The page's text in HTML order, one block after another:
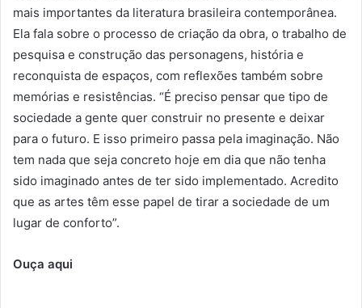
mais importantes da literatura brasileira contemporânea.
Ela fala sobre o processo de criação da obra, o trabalho de
pesquisa e construção das personagens, história e
reconquista de espaços, com reflexões também sobre
memórias e resistências. “É preciso pensar que tipo de
sociedade a gente quer construir no presente e deixar
para o futuro. E isso primeiro passa pela imaginação. Não
tem nada que seja concreto hoje em dia que não tenha
sido imaginado antes de ter sido implementado. Acredito
que as artes têm esse papel de tirar a sociedade de um
lugar de conforto”.
Ouça aqui